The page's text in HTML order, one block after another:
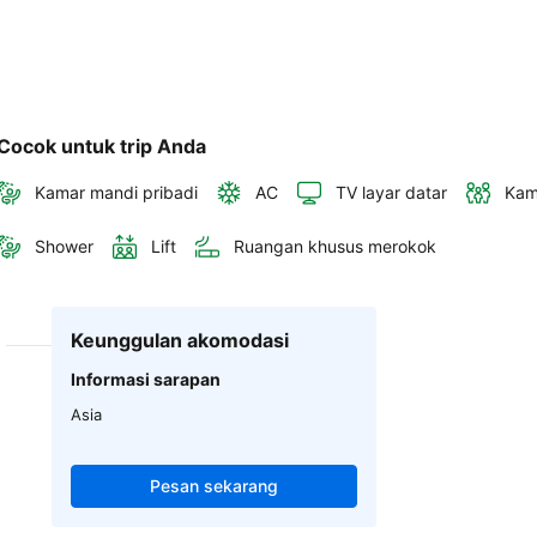
untuk trip Anda
Kamar mandi pribadi AC TV layar datar
Shower Lift Ruangan khusus merokok
Keunggulan akomodasi
Informasi sarapan
Asia
Pesan sekarang